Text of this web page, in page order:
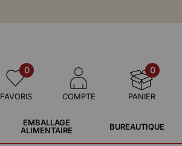
0
FAVORIS COMPTE
0
PANIER
EMBALLAGE
ALIMENTAIRE
BUREAUTIQUE